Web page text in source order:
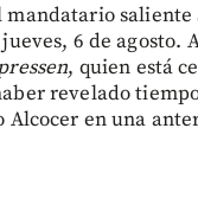
mandatario
6 de agosto.
, quien está
revelado
Alcocer en una